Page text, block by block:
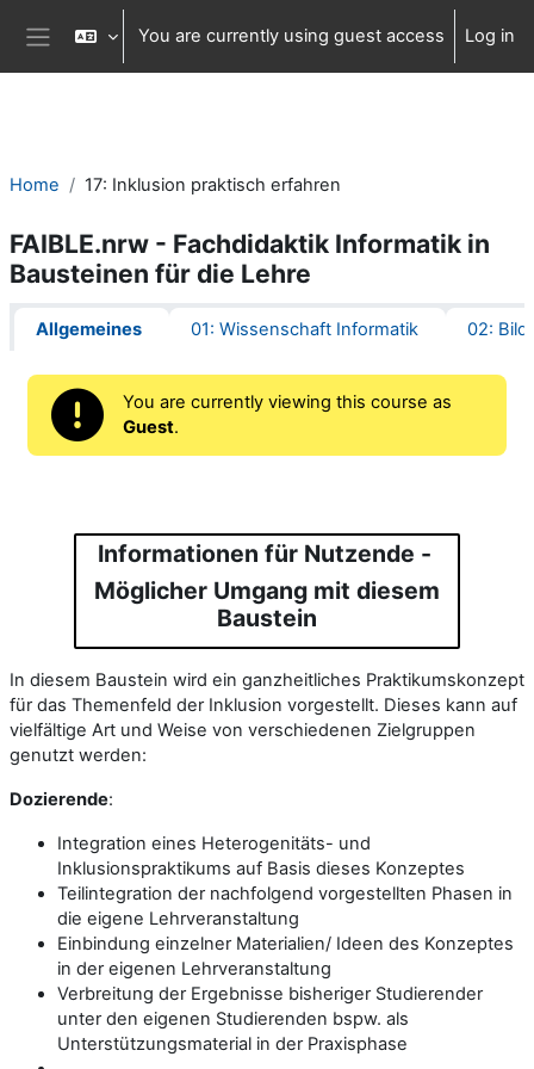
Skip to main content
Side panel
You are currently using guest access Log in
Home 17: Inklusion praktisch erfahren
FAIBLE.nrw - Fachdidaktik Informatik in
Bausteinen für die Lehre
Section outline
Allgemeines 01: Wissenschaft Informatik 02:
You are currently viewing this course as
Guest.
Informationen für Nutzende -
Möglicher Umgang mit diesem
Baustein
In diesem Baustein wird ein ganzheitliches Praktikumskonzept
für das Themenfeld der Inklusion vorgestellt. Dieses kann auf
vielfältige Art und Weise von verschiedenen Zielgruppen
genutzt werden:
Dozierende:
Integration eines Heterogenitäts- und
Inklusionspraktikums auf Basis dieses Konzeptes
Teilintegration der nachfolgend vorgestellten Phasen in
die eigene Lehrveranstaltung
Einbindung einzelner Materialien/ Ideen des Konzeptes
in der eigenen Lehrveranstaltung
Verbreitung der Ergebnisse bisheriger Studierender
unter den eigenen Studierenden bspw. als
Unterstützungsmaterial in der Praxisphase